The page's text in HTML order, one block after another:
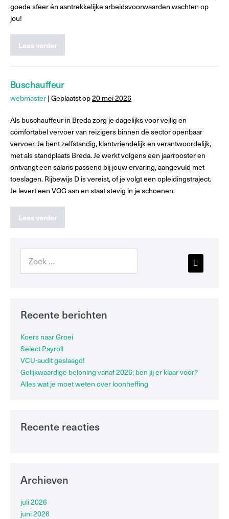
goede sfeer én aantrekkelijke arbeidsvoorwaarden wachten op
jou!
Lees verder
Buschauffeur
webmaster | Geplaatst op20 mei 2026
Als buschauffeur in Breda zorg je dagelijks voor veilig en
comfortabel vervoer van reizigers binnen de sector openbaar
vervoer. Je bent zelfstandig, klantvriendelijk en verantwoordelijk,
met als standplaats Breda. Je werkt volgens een jaarrooster en
ontvangt een salaris passend bij jouw ervaring, aangevuld met
toeslagen. Rijbewijs D is vereist, of je volgt een opleidingstraject.
Je levert een VOG aan en staat stevig in je schoenen.
Lees verder
Recente berichten
Koers naar Groei
Select Payroll
VCU-audit geslaagd!
Gelijkwaardige beloning vanaf 2026; ben jij er klaar voor?
Alles wat je moet weten over loonheffing
Recente reacties
Archieven
juli 2026
juni 2026